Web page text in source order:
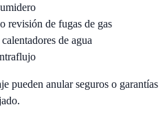
revisión de fugas de gas
de agua
pueden anular seguros o garantías